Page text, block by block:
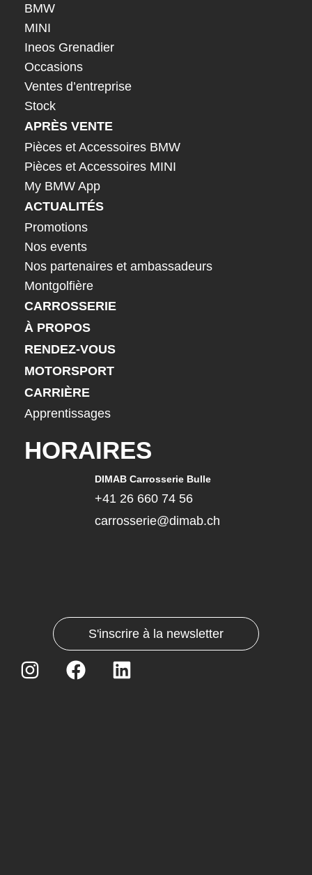
BMW
MINI
Ineos Grenadier
Occasions
Ventes d’entreprise
Stock
APRÈS VENTE
Pièces et Accessoires BMW
Pièces et Accessoires MINI
My BMW App
ACTUALITÉS
Promotions
Nos events
Nos partenaires et ambassadeurs
Montgolfière
CARROSSERIE
À PROPOS
RENDEZ-VOUS
MOTORSPORT
CARRIÈRE
Apprentissages
HORAIRES
DIMAB Carrosserie Bulle
+41 26 660 74 56
carrosserie@dimab.ch
S'inscrire à la newsletter